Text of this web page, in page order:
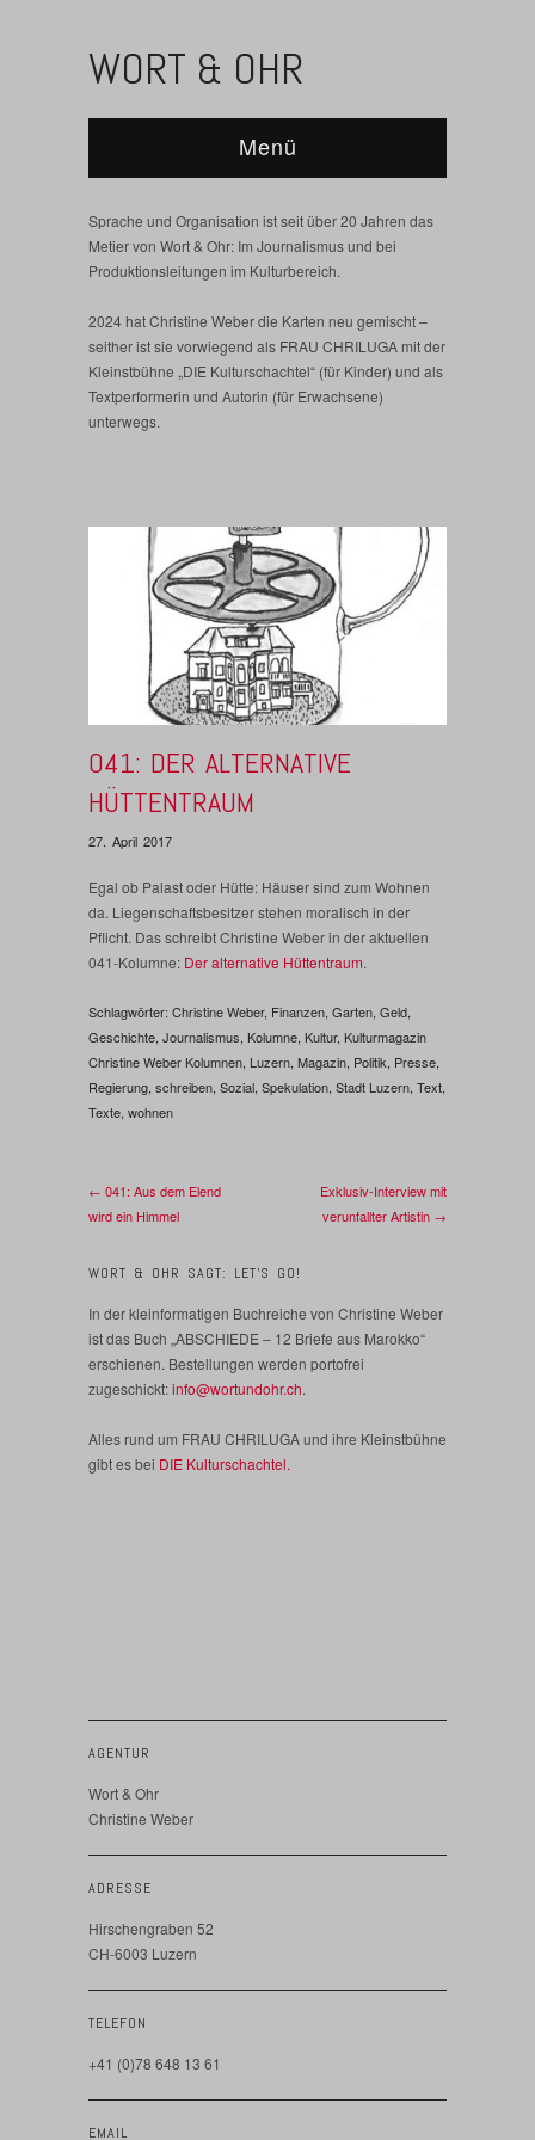
WORT & OHR
Menü
Sprache und Organisation ist seit über 20 Jahren das
Metier von Wort & Ohr: Im Journalismus und bei
Produktionsleitungen im Kulturbereich.
2024 hat Christine Weber die Karten neu gemischt –
seither ist sie vorwiegend als FRAU CHRILUGA mit der
Kleinstbühne „DIE Kulturschachtel“ (für Kinder) und als
Textperformerin und Autorin (für Erwachsene)
unterwegs.
041: DER ALTERNATIVE
HÜTTENTRAUM
27. April 2017
Egal ob Palast oder Hütte: Häuser sind zum Wohnen
da. Liegenschaftsbesitzer stehen moralisch in der
Pflicht. Das schreibt Christine Weber in der aktuellen
041-Kolumne: Der alternative Hüttentraum.
Schlagwörter: Christine Weber, Finanzen Garten Geld
Geschichte Journalismus Kolumne Kultur, Kulturmagazin
Christine Weber Kolumnen Luzern Magazin Politik Presse
Regierung schreiben Sozial Spekulation Stadt Luzern Text
Texte wohnen
← 041: Aus dem Elend
wird ein Himmel
Exklusiv-Interview mit
verunfallter Artistin →
WORT & OHR SAGT: LET’S GO!
In der kleinformatigen Buchreiche von Christine Weber
ist das Buch „ABSCHIEDE – 12 Briefe aus Marokko“
erschienen. Bestellungen werden portofrei
zugeschickt:info@wortundohr.ch.
Alles rund um FRAU CHRILUGA und ihre Kleinstbühne
gibt es bei DIE Kulturschachtel.
AGENTUR
Wort & Ohr
Christine Weber
ADRESSE
Hirschengraben 52
CH-6003 Luzern
TELEFON
+41 (0)78 648 13 61
EMAIL